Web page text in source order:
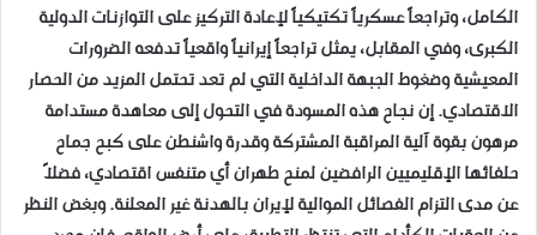
الكامل، وتراجعاً عسكرياً تكتيكياً لإعادة التركيز على التوازنات الدولية
الكبرى، وفي المقابل، يمثل تراجعاً إيرانياً واقعياً تدفعه الضرورات
المعيشية وضغوط الجبهة الداخلية التي لم تعد تحتمل المزيد من الحصار
الاقتصادي. إن نجاح هذه المسودة في التحول إلى معاهدة مستدامة
مرهون بقوة آلية المراقبة المشتركة وقدرة واشنطن على كبح جماح
حلفائها الإقليميين الرافضين لمنح طهران أي متنفس اقتصادي، فضلاً
عن مدى التزام الفصائل الموالية لإيران بالهدنة غير المعلنة. وبغض النظر